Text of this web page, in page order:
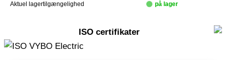
Aktuel lagertilgængelighed
på lager
ISO certifikater